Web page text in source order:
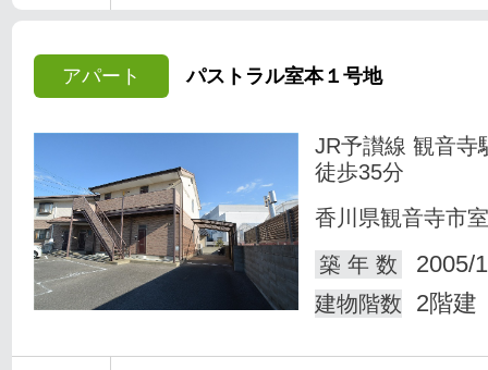
アパート パストラル室本１号地
JR予讃線 観音寺
徒歩35分
香川県観音寺市
築 年 数
2005/
建物階数 2階建